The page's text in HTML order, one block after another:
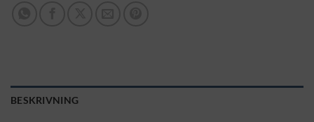
BESKRIVNING